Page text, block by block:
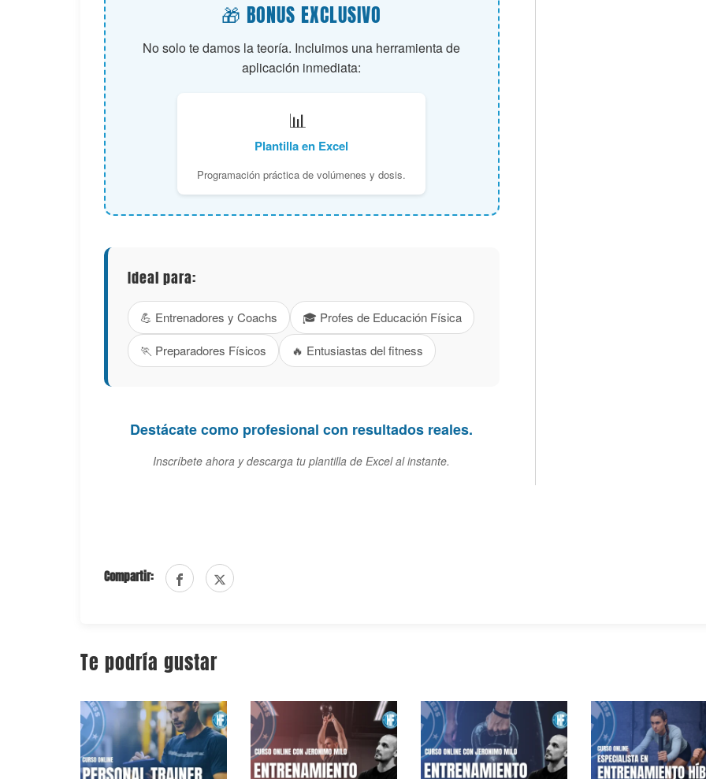
🎁 BONUS EXCLUSIVO
No solo te damos la teoría. Incluimos una herramienta de
aplicación inmediata:
📊
Plantilla en Excel
Programación práctica de volúmenes y dosis.
Ideal para:
💪 Entrenadores y Coachs
🎓 Profes de Educación Física
🏃 Preparadores Físicos
🔥 Entusiastas del fitness
Destácate como profesional con resultados reales.
Inscríbete ahora y descarga tu plantilla de Excel al instante.
Compartir:
Te podría gustar